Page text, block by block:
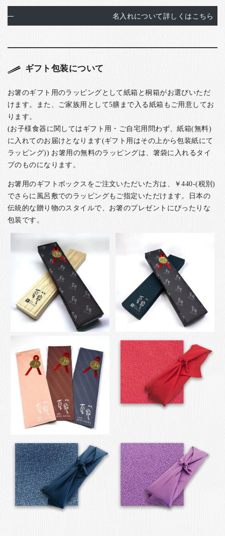
名入れについて詳しくはこちら
ギフト包装について
お箸のギフト用のラッピングとして紙箱と桐箱がお選びいただ
けます。また、ご家族用として5膳まで入る紙箱もご用意してお
ります。
(お子様食器に関してはギフト用・ご自宅用問わず、紙箱(無料)
に入れてのお届けとなります(ギフト用はその上から包装紙にて
ラッピング)) お箸用の無料のラッピングは、箸袋に入れるタイ
プのものになります。
お箸用のギフトボックスをご注文いただいた方は、￥440-(税別)
でさらに風呂敷でのラッピングもご指定いただけます。日本の
伝統的な贈り物のスタイルで、お箸のプレゼントにぴったりな
包装です。